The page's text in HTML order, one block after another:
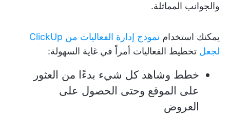
والجوانب المماثلة.
يمكنك استخدام
نموذج إدارة الفعاليات من ClickUp
لجعل تخطيط الفعاليات أمراً في غاية السهولة:
خطط وشاهد كل شيء بدءًا من العثور
على الموقع وحتى الحصول على
العروض